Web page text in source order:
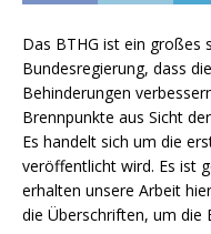
Das BTHG ist ein großes
Bundesregierung, dass
Behinderungen
Brennpunkte aus Sicht
Es handelt sich um die
veröffentlicht wird. Es ist
erhalten unsere Arbeit
die Überschriften, um die